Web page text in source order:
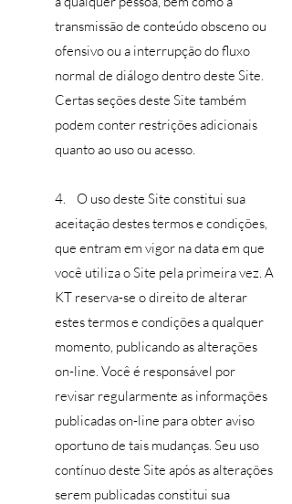
transmissão de conteúdo obsceno ou
ofensivo ou a interrupção do fluxo
normal de diálogo dentro deste Site.
Certas seções deste Site também
podem conter restrições adicionais
quanto ao uso ou acesso.
4. O uso deste Site constitui sua
aceitação destes termos e condições,
que entram em vigor na data em que
você utiliza o Site pela primeira vez. A
KT reserva-se o direito de alterar
estes termos e condições a qualquer
momento, publicando as alterações
on-line. Você é responsável por
revisar regularmente as informações
publicadas on-line para obter aviso
oportuno de tais mudanças. Seu uso
contínuo deste Site após as alterações
serem publicadas constitui sua